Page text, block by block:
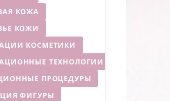
КОЖА
КОЖИ
КОСМЕТИКИ
ТЕХНОЛОГИИ
ПРОЦЕДУРЫ
ФИГУРЫ